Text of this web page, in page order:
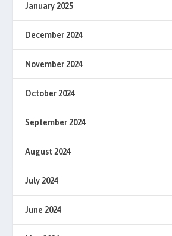
January 2025
December 2024
November 2024
October 2024
September 2024
August 2024
July 2024
June 2024